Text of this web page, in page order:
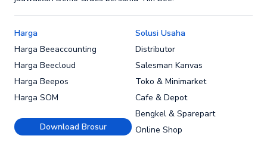
Harga
Harga Beeaccounting
Harga Beecloud
Harga Beepos
Harga SOM
Download Brosur
Solusi Usaha
Distributor
Salesman Kanvas
Toko & Minimarket
Cafe & Depot
Bengkel & Sparepart
Online Shop